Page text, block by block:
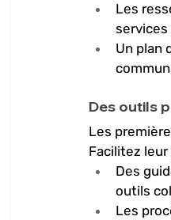
Les
services
Un plan
Des outils
Les
Facilitez leur
Des
outils
Les